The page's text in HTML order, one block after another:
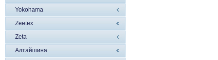
Yokohama
Zeetex
Zeta
Алтайшина